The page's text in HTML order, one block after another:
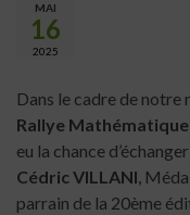
MAI
16
2025
Dans le cadre de notre
Rallye Mathématique
eu la chance
Cédric VILLANI,
parrain de la 20ème